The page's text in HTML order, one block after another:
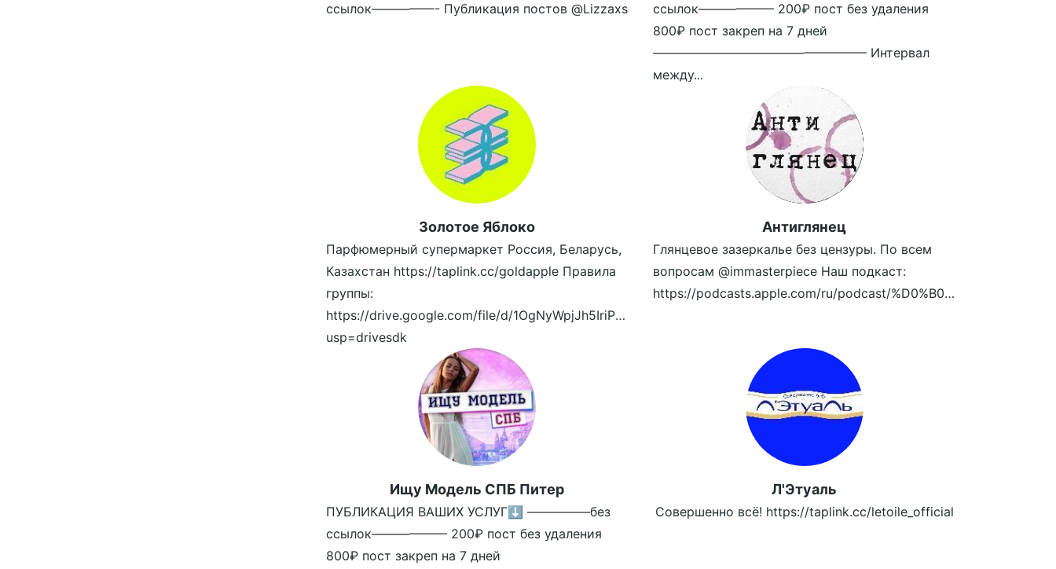
ссылок—————- Публикация постов @Lizzaxs
ссылок—————— 200₽ пост без удаления
800₽ пост закреп на 7 дней
————————————————— Интервал
между...
Золотое Яблоко
Парфюмерный супермаркет Россия, Беларусь,
Казахстан https://taplink.cc/goldapple Правила
группы:
https://drive.google.com/file/d/1OgNyWpjJh5IriPcx6oUBronCizeag4P3/view
usp=drivesdk
Антиглянец
Глянцевое зазеркалье без цензуры. По всем
вопросам @immasterpiece Наш подкаст:
https://podcasts.apple.com/ru/podcast/%D0%B0%D0%BD%D1%82%D0%B8%D0%B3%D0%BB%D1%8F%D0%BD%D0%B5%D1%86/id1461850339
Ищу Модель СПБ Питер
ПУБЛИКАЦИЯ ВАШИХ УСЛУГ⬇️ —————без
ссылок—————— 200₽ пост без удаления
800₽ пост закреп на 7 дней
Л'Этуаль
Совершенно всё! https://taplink.cc/letoile_official